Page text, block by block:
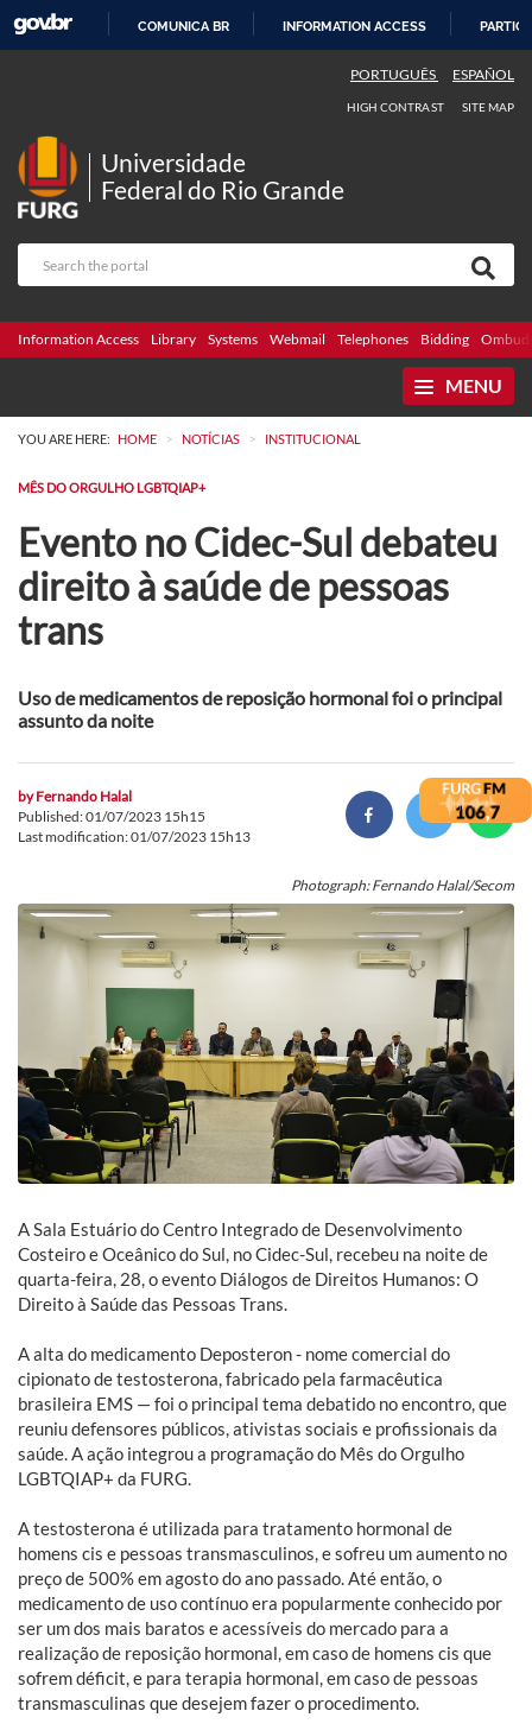
COMUNICA BR INFORMATION ACCESS
PORTUGUÊS ESPAÑOL
HIGH CONTRAST SITE MAP
Universidade
Federal do Rio Grande
Information Access Library Systems Webmail Telephones Bidding
MENU
YOU ARE HERE: HOME > NOTÍCIAS > INSTITUCIONAL
MÊS DO ORGULHO LGBTQIAP+
Evento no Cidec-Sul debateu
direito à saúde de pessoas
trans
Uso de medicamentos de reposição hormonal foi o principal
assunto da noite
byFernando Halal
Published: 01/07/2023 15h15
Last modification: 01/07/2023 15h13
Photograph: Fernando Halal/Secom
A Sala Estuário do Centro Integrado de Desenvolvimento
Costeiro e Oceânico do Sul, no Cidec-Sul, recebeu na noite de
quarta-feira, 28, o evento Diálogos de Direitos Humanos: O
Direito à Saúde das Pessoas Trans.
A alta do medicamento Deposteron - nome comercial do
cipionato de testosterona, fabricado pela farmacêutica
brasileira EMS — foi o principal tema debatido no encontro, que
reuniu defensores públicos, ativistas sociais e profissionais da
saúde. A ação integrou a programação do Mês do Orgulho
LGBTQIAP+ da FURG.
A testosterona é utilizada para tratamento hormonal de
homens cis e pessoas transmasculinos, e sofreu um aumento no
preço de 500% em agosto do ano passado. Até então, o
medicamento de uso contínuo era popularmente conhecido por
ser um dos mais baratos e acessíveis do mercado para a
realização de reposição hormonal, em caso de homens cis que
sofrem déficit, e para terapia hormonal, em caso de pessoas
transmasculinas que desejem fazer o procedimento.